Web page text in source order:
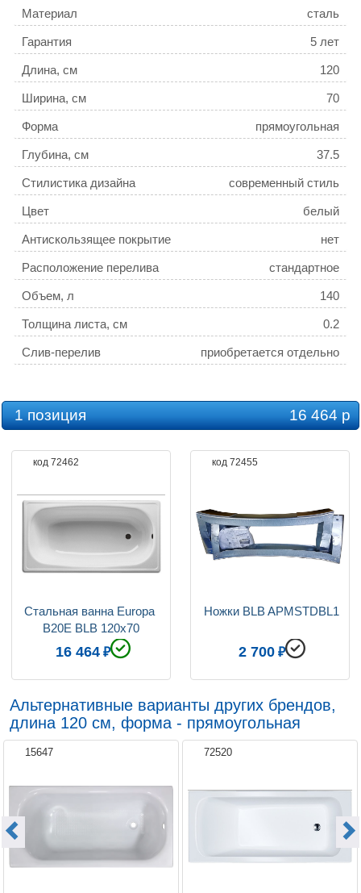
Материал сталь
Гарантия 5 лет
Длина, см 120
Ширина, см 70
Форма прямоугольная
Глубина, см 37.5
Стилистика дизайна современный стиль
Цвет белый
Антискользящее покрытие нет
Расположение перелива стандартное
Объем, л 140
Толщина листа, см 0.2
Слив-перелив приобретается отдельно
1 позиция 16 464 р
код 72462
Стальная ванна Europa
B20E BLB 120х70
16 464
код 72455
Ножки BLB APMSTDBL1
2 700
Альтернативные варианты других брендов,
длина 120 см, форма - прямоугольная
15647 72520